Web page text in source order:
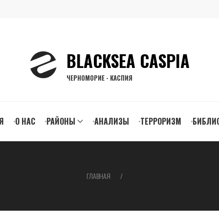
BLACKSEA CASPIA
ЧЕРНОМОРИЕ - КАСПИЯ
О НАС РАЙОНЫ АНАЛИЗЫ ТЕРРОРИЗМ
ГЛАВНАЯ